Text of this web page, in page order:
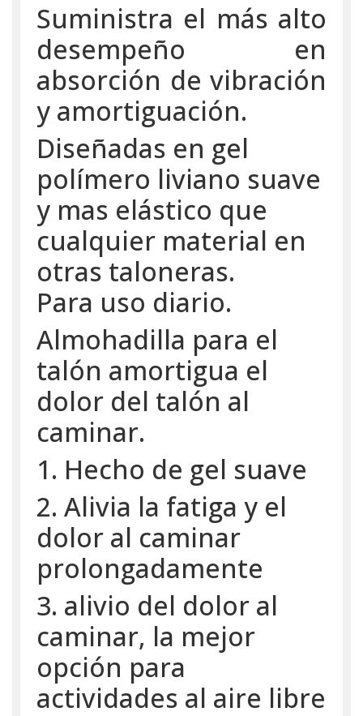
Suministra el más alto
desempeño en
absorción de vibración
y amortiguación.
Diseñadas en gel
polímero liviano suave
y mas elástico que
cualquier material en
otras taloneras.
Para uso diario.
Almohadilla para el
talón amortigua el
dolor del talón al
caminar.
1.⁠ ⁠Hecho de gel suave
2.⁠ ⁠Alivia la fatiga y el
dolor al caminar
prolongadamente
3.⁠ ⁠⁠alivio del dolor al
caminar, la mejor
opción para
actividades al aire libre